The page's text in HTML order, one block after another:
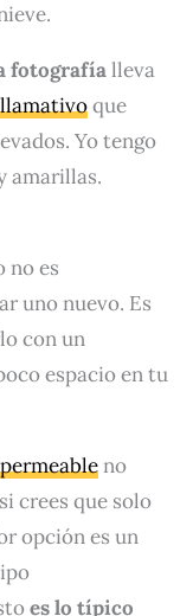
fotografíalleva
que
Yo tengo
amarillas.
no es
uno nuevo. Es
con un
espacio en tu
no
crees que solo
opción es un
es lo típico